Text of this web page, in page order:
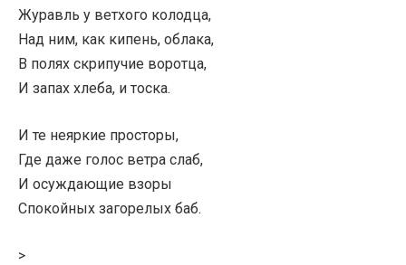
Журавль у ветхого колодца,
Над ним, как кипень, облака,
В полях скрипучие воротца,
И запах хлеба, и тоска.
И те неяркие просторы,
Где даже голос ветра слаб,
И осуждающие взоры
Спокойных загорелых баб.
>